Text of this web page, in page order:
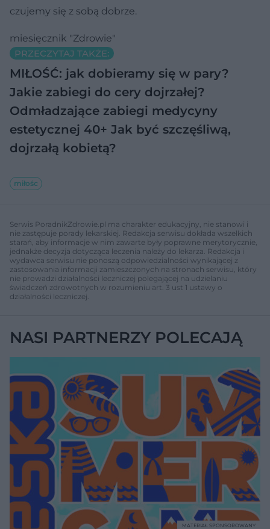
czujemy się z sobą dobrze.
miesięcznik "Zdrowie"
PRZECZYTAJ TAKŻE:
MIŁOŚĆ: jak dobieramy się w pary?
Jakie zabiegi do cery dojrzałej?
Odmładzające zabiegi medycyny
estetycznej 40+ Jak być szczęśliwą,
dojrzałą kobietą?
miłośc
Serwis PoradnikZdrowie.pl ma charakter edukacyjny, nie stanowi i
nie zastępuje porady lekarskiej. Redakcja serwisu dokłada wszelkich
starań, aby informacje w nim zawarte były poprawne merytorycznie,
jednakże decyzja dotycząca leczenia należy do lekarza. Redakcja i
wydawca serwisu nie ponoszą odpowiedzialności wynikającej z
zastosowania informacji zamieszczonych na stronach serwisu, który
nie prowadzi działalności leczniczej polegającej na udzielaniu
świadczeń zdrowotnych w rozumieniu art. 3 ust 1 ustawy o
działalności leczniczej.
NASI PARTNERZY POLECAJĄ
MATERIAŁ SPONSOROWANY